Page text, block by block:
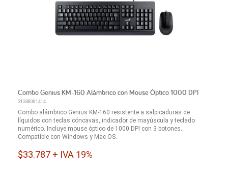
Combo Genius KM-160 Alámbrico con Mouse Óptico 1000 DPI
31330001414
Combo alámbrico Genius KM-160 resistente a salpicaduras de
líquidos con teclas cóncavas, indicador de mayúscula y teclado
numérico. Incluye mouse óptico de 1000 DPI con 3 botones.
Compatible con Windows y Mac OS.
$33.787 + IVA 19%